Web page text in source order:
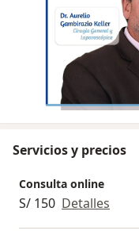
Servicios y precios
Consulta online
S/ 150 Detalles